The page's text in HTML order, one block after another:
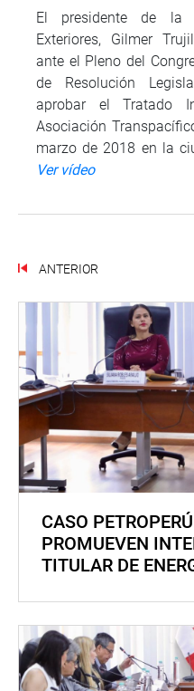
El presidente de la
Exteriores, Gilmer
ante el Pleno del
de Resolución
aprobar el Tratado
Asociación
marzo de 2018 en la
Ver vídeo
ANTERIOR
CASO
PROMUEVEN
TITULAR DE